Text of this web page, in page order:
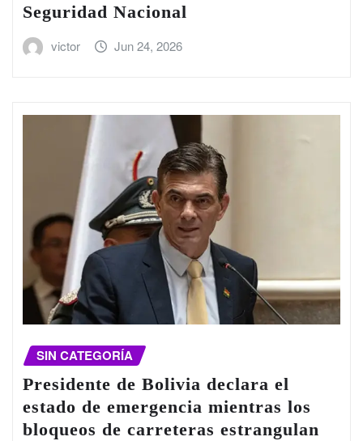
Seguridad Nacional
victor Jun 24, 2026
SIN CATEGORÍA
Presidente de Bolivia declara el
estado de emergencia mientras los
bloqueos de carreteras estrangulan